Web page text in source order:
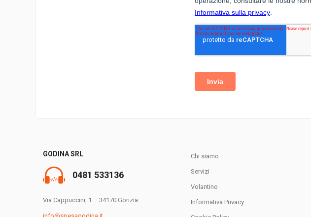
GODINA SRL
0481 533136
Via Cappuccini, 1 – 34170 Gorizia
Chi siamo
Servizi
Volantino
Informativa Privacy